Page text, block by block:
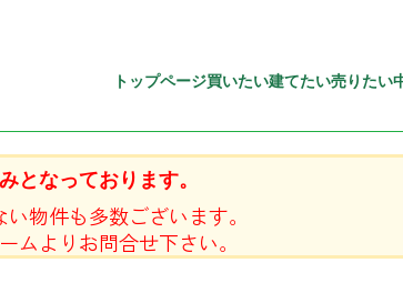
トップページ買いたい建てたい売りたい
となっております。
物件も多数ございます。
ムよりお問合せ下さい。